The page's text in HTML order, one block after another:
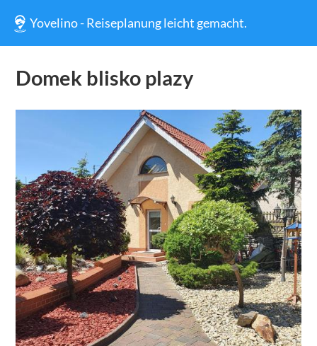
Yovelino - Reiseplanung leicht gemacht.
Domek blisko plazy